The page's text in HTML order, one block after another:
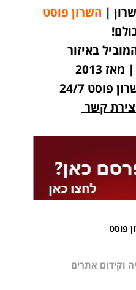
| השרון פוסט
באיזור
2013
פוסט 24/7
קשר